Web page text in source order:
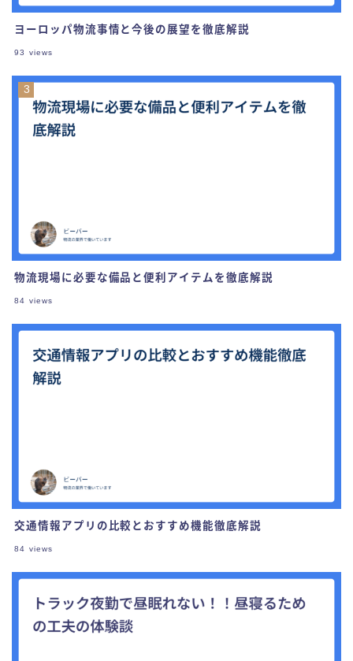
ヨーロッパ物流事情と今後の展望を徹底解説
93 views
物流現場に必要な備品と便利アイテムを徹底解説
84 views
交通情報アプリの比較とおすすめ機能徹底解説
84 views